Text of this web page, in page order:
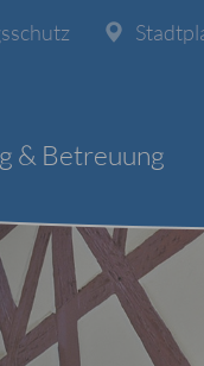
& Betreuung